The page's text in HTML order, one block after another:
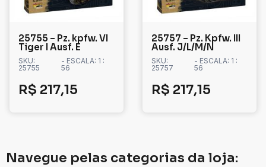
25755 – Pz. kpfw. VI
Tiger I Ausf. E
SKU:
25755
- ESCALA: 1 :
56
R$ 217,15
25757 – Pz. Kpfw. III
Ausf. J/L/M/N
SKU:
25757
- ESCALA: 1 :
56
R$ 217,15
Navegue pelas categorias da loja: